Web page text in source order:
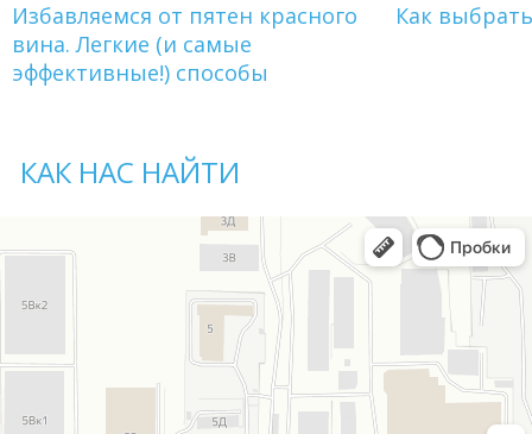
Избавляемся от пятен красного
вина. Легкие (и самые
эффективные!) способы
Как
КАК НАС НАЙТИ